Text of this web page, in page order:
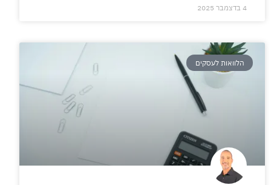
4 בדצמבר 2025
הלוואות לעסקים